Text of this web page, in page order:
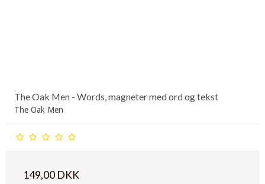
The Oak Men - Words, magneter med ord og tekst
The Oak Men
149,00 DKK